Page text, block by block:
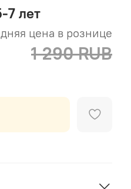
7 лет
цена в рознице
1 290 RUB